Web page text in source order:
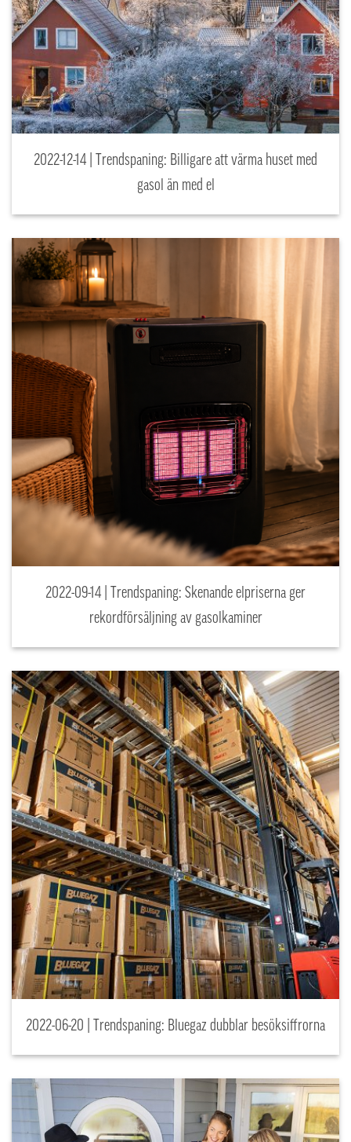
2022-12-14 | Trendspaning: Billigare att värma huset med
gasol än med el
2022-09-14 | Trendspaning: Skenande elpriserna ger
rekordförsäljning av gasolkaminer
2022-06-20 | Trendspaning: Bluegaz dubblar besöksiffrorna